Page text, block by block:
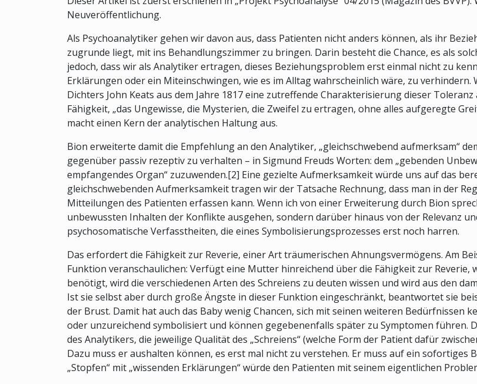
Neuveröffentlichung.
Als Psychoanalytiker gehen wir davon aus, dass Patienten nicht anders können, als ihr
zugrunde liegt, mit ins Behandlungszimmer zu bringen. Darin besteht die Chance, es als
jedoch, dass wir als Analytiker ertragen, dieses Beziehungsproblem erst einmal nicht zu
Erklärungen oder ein Miteinschwingen, wie es im Alltag wahrscheinlich wäre, zu
Dichters John Keats aus dem Jahre 1817 eine zutreffende Charakterisierung dieser
Fähigkeit, „das Ungewisse, die Mysterien, die Zweifel zu ertragen, ohne alles aufgeregte
macht einen Kern der analytischen Haltung aus.
Bion erweiterte damit die Empfehlung an den Analytiker, „gleichschwebend aufmerksam“
gegenüber passiv rezeptiv zu verhalten – in Sigmund Freuds Worten: dem „gebenden
empfangendes Organ“ zuzuwenden.[2] Eine gezielte Aufmerksamkeit würde uns auf das
gleichschwebenden Aufmerksamkeit tragen wir der Tatsache Rechnung, dass man in der
Mitteilungen des Patienten erfassen kann. Wenn ich von einer Erweiterung durch Bion
unbewussten Inhalten der Konflikte ausgehen, sondern darüber hinaus von der Relevanz
psychosomatische Verfasstheiten, die eines Symbolisierungsprozesses erst noch harren.
Das erfordert die Fähigkeit zur Reverie, einer Art träumerischen Ahnungsvermögens. Am
Funktion veranschaulichen: Verfügt eine Mutter hinreichend über die Fähigkeit zur Reverie,
benötigt, wird die verschiedenen Arten des Schreiens zu deuten wissen und wird aus den
Ist sie selbst aber durch große Ängste in dieser Funktion eingeschränkt, beantwortet sie
der Brust. Damit hat auch das Baby wenig Chancen, sich mit seinen weiteren Bedürfnissen
oder unzureichend symbolisiert und können gegebenenfalls später zu Symptomen führen.
des Analytikers, die jeweilige Qualität des „Schreiens“ (welche Form der Patient dafür
Dazu muss er aushalten können, es erst mal nicht zu verstehen. Er muss auf ein sofortiges
„Stopfen“ mit „wissenden Erklärungen“ würde den Patienten mit seinem eigentlichen